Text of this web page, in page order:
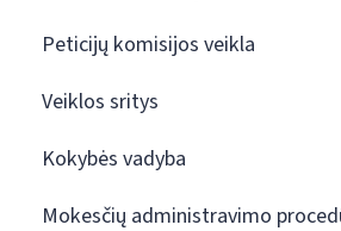
Peticijų komisijos veikla
Veiklos sritys
Kokybės vadyba
Mokesčių administravimo